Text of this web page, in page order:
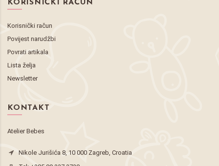
KORISNIČKI RAČUN
Korisnički račun
Povijest narudžbi
Povrati artikala
Lista želja
Newsletter
KONTAKT
Atelier Bebes
Nikole Jurišića 8, 10 000 Zagreb, Croatia